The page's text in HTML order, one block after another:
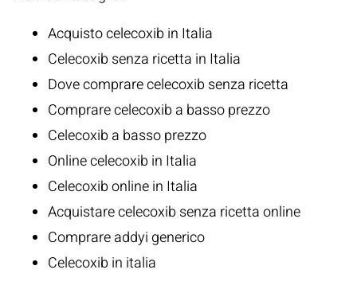
Acquisto celecoxib in Italia
Celecoxib senza ricetta in Italia
Dove comprare celecoxib senza ricetta
Comprare celecoxib a basso prezzo
Celecoxib a basso prezzo
Online celecoxib in Italia
Celecoxib online in Italia
Acquistare celecoxib senza ricetta online
Comprare addyi generico
Celecoxib in italia